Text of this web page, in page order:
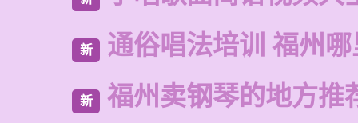
新 通俗唱法培训 福州
新 福州卖钢琴的地方推